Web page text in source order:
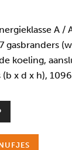
A /
gasbranders
koeling,
x d x h),